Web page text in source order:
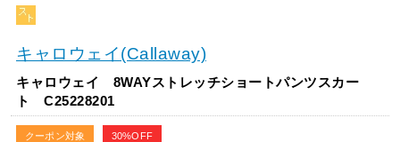
キャロウェイ(Callaway)
キャロウェイ 8WAYストレッチショートパンツスカー
ト C25228201
クーポン対象 30%OFF